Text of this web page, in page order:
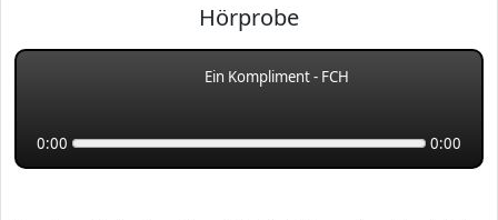
Hörprobe
Ein Kompliment - FCH
0:00 0:00